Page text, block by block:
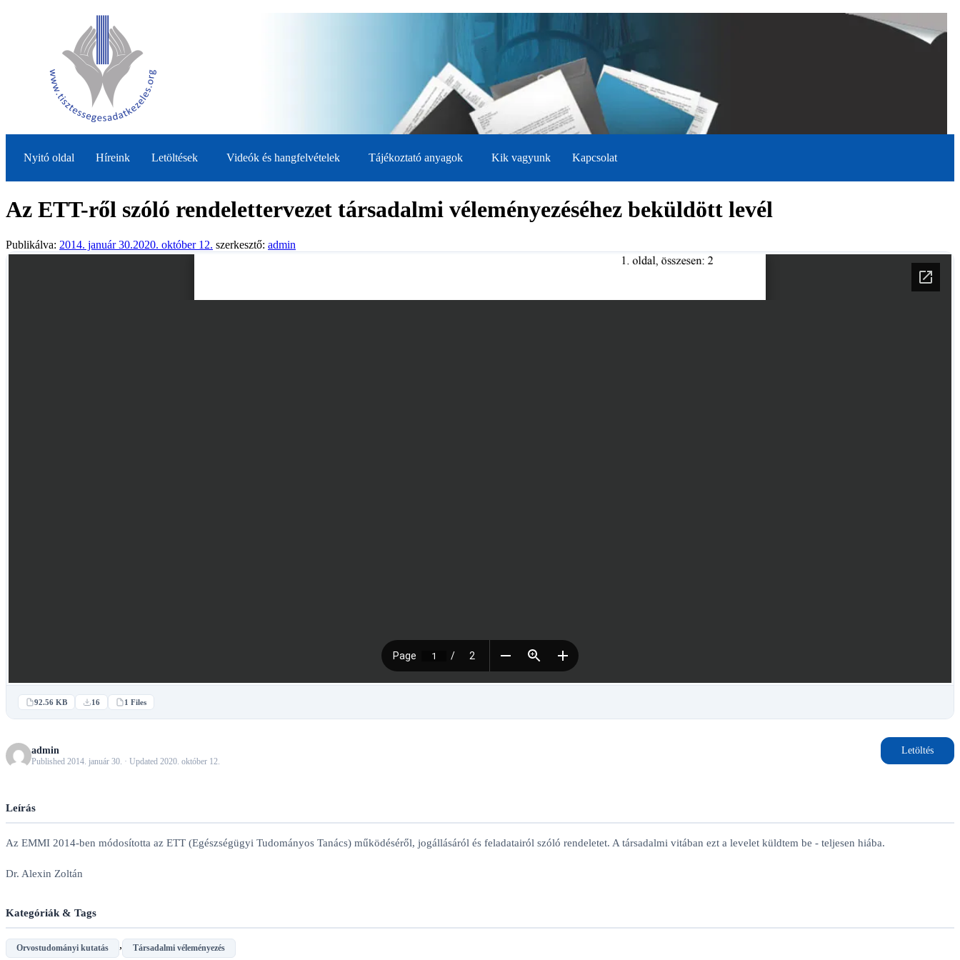
Nyitó oldal Híreink Letöltések Videók és hangfelvételek Tájékoztató anyagok Kik vagyunk Kapcsolat
Az ETT-ről szóló rendelettervezet társadalmi véleményezéséhez beküldött levél
Publikálva: 2014. január 30.2020. október 12. szerkesztő: admin
92.56 KB 16 1 Files
admin
Published 2014. január 30. · Updated 2020. október 12.
Letöltés
Leírás
Az EMMI 2014-ben módosította az ETT (Egészségügyi Tudományos Tanács) működéséről, jogállásáról és feladatairól szóló rendeletet. A társadalmi vitában ezt a levelet küldtem be - teljesen hiába.
Dr. Alexin Zoltán
Kategóriák & Tags
Orvostudományi kutatás , Társadalmi véleményezés